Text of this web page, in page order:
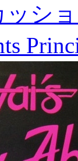
ッシ